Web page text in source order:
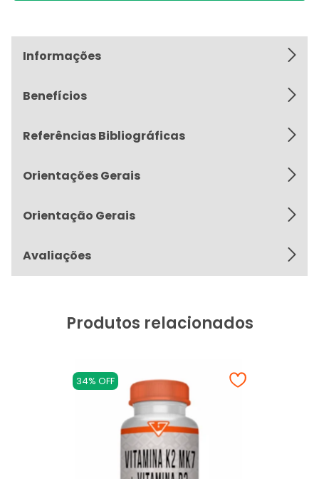
Informações
Benefícios
Referências Bibliográficas
Orientações Gerais
Orientação Gerais
Avaliações
Produtos relacionados
34% OFF